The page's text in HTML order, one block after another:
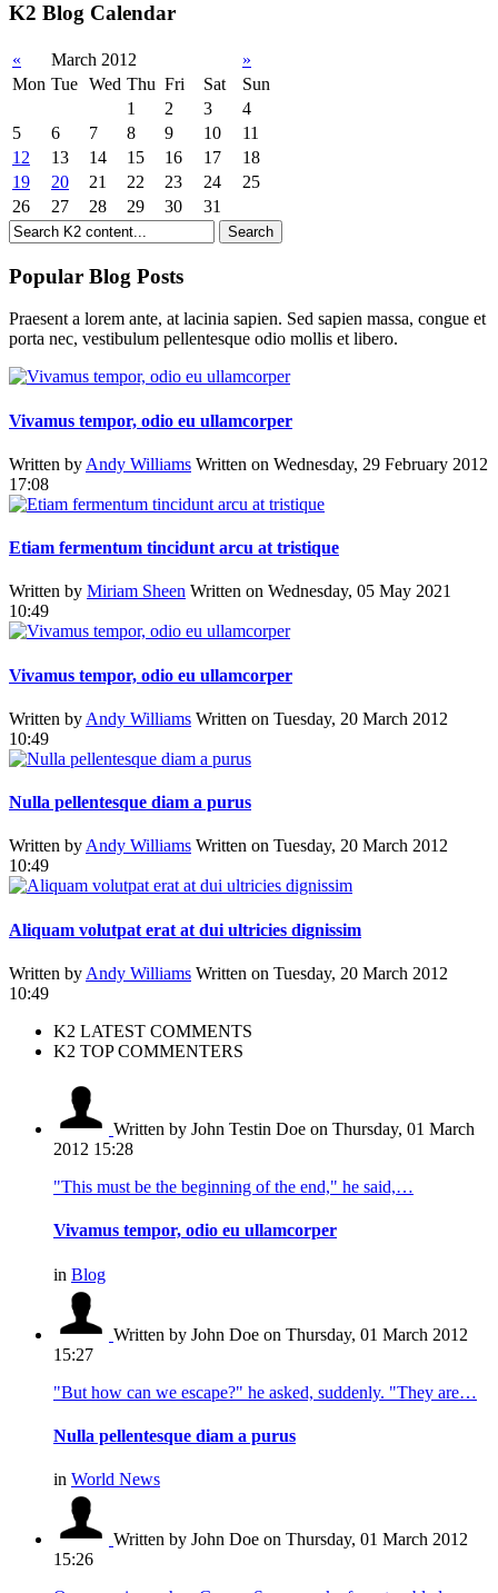
K2 Blog Calendar
« March 2012
»
Mon Tue Wed Thu Fri Sat
Sun
1
2 3
4
5
6 7 8 9 10
11
12
13 14 15 16 17
18
19
20 21 22 23 24
25
26
27 28 29 30 31
Popular Blog Posts
Praesent a lorem ante, at lacinia sapien. Sed sapien massa, congue et
porta nec, vestibulum pellentesque odio mollis et libero.
Vivamus tempor, odio eu ullamcorper
Written by Andy Williams Written on Wednesday, 29 February 2012
17:08
Etiam fermentum tincidunt arcu at tristique
Written by Miriam Sheen Written on Wednesday, 05 May 2021
10:49
Vivamus tempor, odio eu ullamcorper
Written by Andy Williams Written on Tuesday, 20 March 2012
10:49
Nulla pellentesque diam a purus
Written byAndy Williams Written on Tuesday, 20 March 2012
10:49
Aliquam volutpat erat at dui ultricies dignissim
Written by Andy Williams Written on Tuesday, 20 March 2012
10:49
K2 LATEST COMMENTS
K2 TOP COMMENTERS
Written by John Testin Doe on Thursday, 01 March
2012 15:28
"This must be the beginning of the end," he said,…
Vivamus tempor, odio eu ullamcorper
in Blog
Written by John Doe on Thursday, 01 March 2012
15:27
"But how can we escape?" he asked, suddenly. "They are…
Nulla pellentesque diam a purus
in World News
Written by John Doe on Thursday, 01 March 2012
15:26